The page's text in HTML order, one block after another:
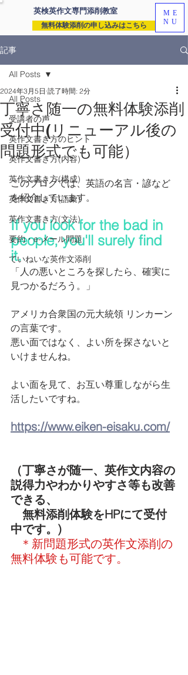
英検英作文専門添削教室
無料体験添削の申し込みはこちら
ME
NU
記事
All Posts
受講者の声
英作文書き方のヒント
英作文書き方(内容)
英作文書き方(構成)
英作文書き方(語彙)
英作文書き方(文法)
要約・e-メール問題
ていねいな英作文添削
All Posts
丁寧さ随一の無料体験添削
受付中(リニューアル後の
問題形式でも可能）
2024年3月5日 読了時間: 2分
このブログでは、英語の名言・諺など
を紹介しています。
If you look for the bad in
people, you'll surely find
it.
「人の悪いところを探したら、確実に
見つかるだろう。」
アメリカ合衆国の元大統領 リンカーン
の言葉です。
悪い面ではなく、よい所を探さないと
いけませんね。
よい面を見て、お互い尊重しながら生
活したいですね。
https://www.eiken-eisaku.com/
（丁寧さが随一、英作文内容の
説得力やわかりやすさ等も改善
できる、
無料添削体験をHPにて受付
中です。)
＊新問題形式の英作文添削の
無料体験も可能です。